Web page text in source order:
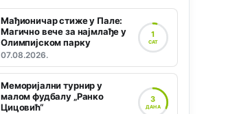
Мађионичар стиже у Пале:
Магично вече за најмлађе у
Олимпијском парку
07.08.2026.
1
САТ
Меморијални турнир у
малом фудбалу „Ранко
Цицовић“
3
ДАНА